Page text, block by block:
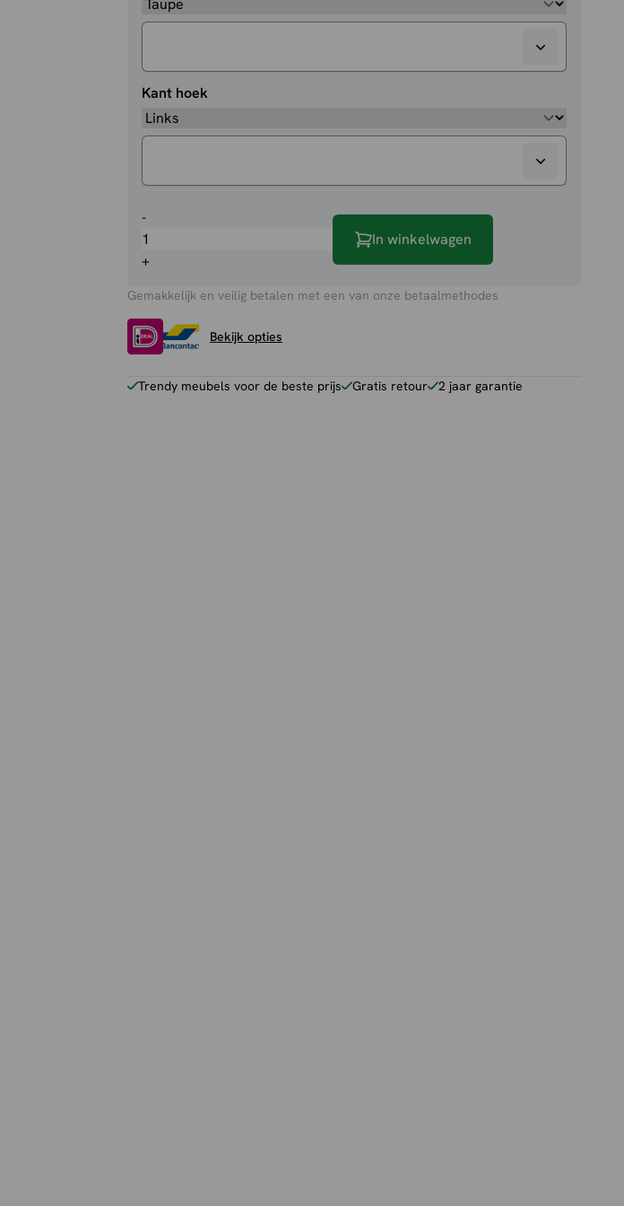
Kant hoek
-Loungebank
Luna
aantal
+
In winkelwagen
Gemakkelijk en veilig betalen met een van onze betaalmethodes
Bekijk opties
Trendy meubels voor de beste prijs Gratis retour 2 jaar garantie